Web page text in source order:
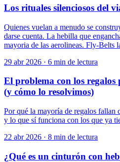
Los rituales silenciosos del
Quienes vuelan a menudo se
darse cuenta. La hebilla que
mayoria de las aerolineas. Fly-Belts
29 abr 2026 · 6 min de lectura
El problema con los regalos
(y cómo lo resolvimos)
Por qué la mayoría de regalos
y lo que sí funciona con los que ya
22 abr 2026 · 8 min de lectura
¿Qué es un cinturón con